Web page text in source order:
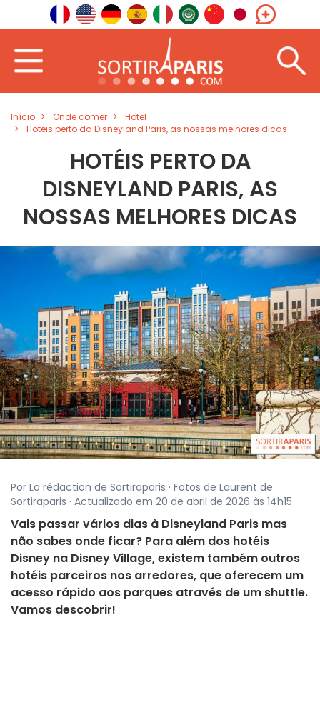
Início Onde comer
Hotel
Hotéis perto da Disneyland Paris, as nossas melhores dicas
HOTÉIS PERTO DA
DISNEYLAND PARIS, AS
NOSSAS MELHORES DICAS
Por La rédaction de Sortiraparis · Fotos de Laurent de
Sortiraparis · Actualizado em 20 de abril de 2026 às 14h15
Vais passar vários dias à Disneyland Paris mas
não sabes onde ficar? Para além dos hotéis
Disney na Disney Village, existem também outros
hotéis parceiros nos arredores, que oferecem um
acesso rápido aos parques através de um shuttle.
Vamos descobrir!